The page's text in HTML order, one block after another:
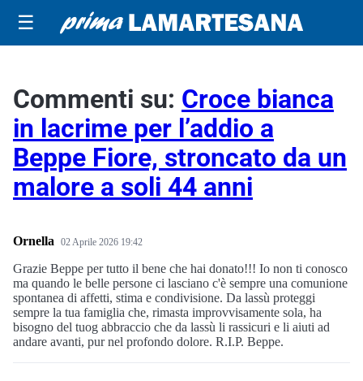
☰
Commenti su: Croce bianca
in lacrime per l’addio a
Beppe Fiore, stroncato da un
malore a soli 44 anni
Ornella 02 Aprile 2026 19:42
Grazie Beppe per tutto il bene che hai donato!!! Io non ti conosco
ma quando le belle persone ci lasciano c'è sempre una comunione
spontanea di affetti, stima e condivisione. Da lassù proteggi
sempre la tua famiglia che, rimasta improvvisamente sola, ha
bisogno del tuog abbraccio che da lassù li rassicuri e li aiuti ad
andare avanti, pur nel profondo dolore. R.I.P. Beppe.